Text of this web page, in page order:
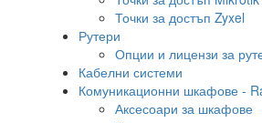
Точки за достъп Zyxel
Рутери
Опции и лицензи за
Кабелни системи
Комуникационни шкафове -
Аксесоари за шкафове